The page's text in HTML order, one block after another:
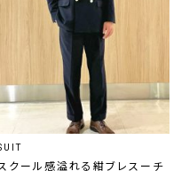
クール感溢れる紺ブレスーチ